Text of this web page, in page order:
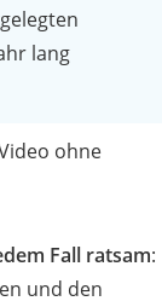
lang
ohne
Fall ratsam:
und den